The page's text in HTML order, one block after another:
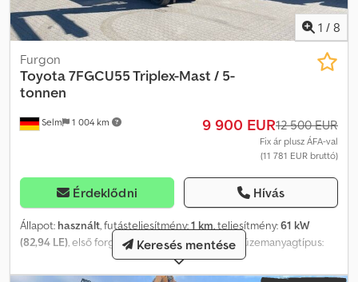
1 / 8
Selm 1 004 km
Furgon
Toyota7FGCU55 Triplex-Mast / 5-
tonnen
9 900 EUR12 500 EUR
Fix ár plusz ÁFA-val
(11 781 EUR bruttó)
Érdeklődni Hívás
Állapot: használt, futásteljesítmény:1 km, teljesítmény:61 kW
(82,94 LE), első forgalomba helyezés:06/2026
, üzemanyagtípus:
8 850 kg, tengelyelrendezés:2 tengely
narancssárga, hajtástípus:automata, felfüggesztés:egyéb,
Keresés mentése